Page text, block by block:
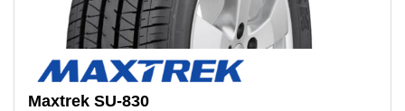
Maxtrek SU-830